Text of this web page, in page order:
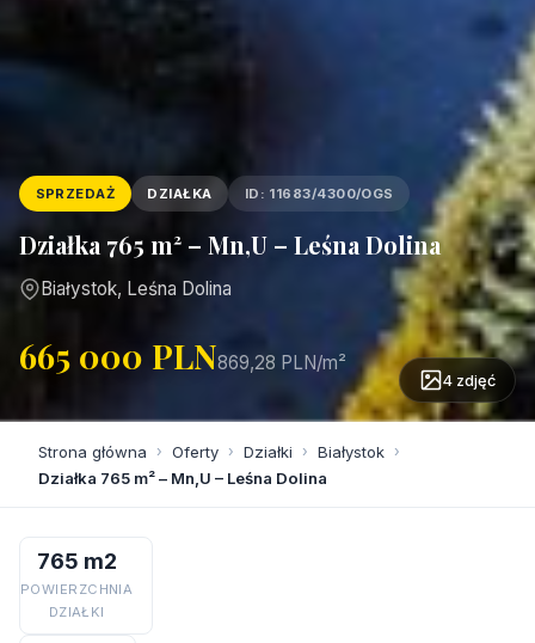
SPRZEDAŻ DZIAŁKA ID: 11683/4300/OGS
Działka 765 m² – Mn,U – Leśna Dolina
Białystok, Leśna Dolina
665 000 PLN869,28 PLN/m²
4 zdjęć
Strona główna › Oferty › Działki › Białystok ›
Działka 765 m² – Mn,U – Leśna Dolina
765 m2
POWIERZCHNIA
DZIAŁKI